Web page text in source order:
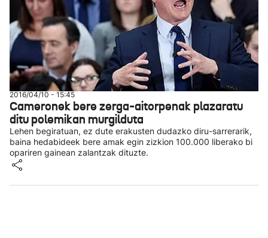
2016/04/10 - 15:45
Cameronek bere zerga-aitorpenak plazaratu
ditu polemikan murgilduta
Lehen begiratuan, ez dute erakusten dudazko diru-sarrerarik,
baina hedabideek bere amak egin zizkion 100.000 liberako bi
opariren gainean zalantzak dituzte.